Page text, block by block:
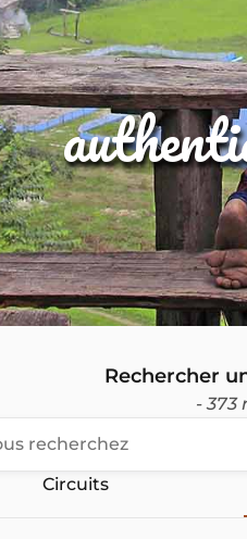
Rechercher
- 373
Circuits